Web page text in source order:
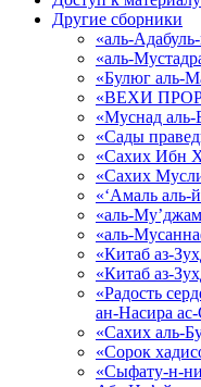
Другие сборники
«аль-
«аль-
«Булюг аль-
«ВЕХИ
«Муснад аль-
«Сады
«Сахих Ибн
«Сахих
«‘Амаль аль-
«аль-
«аль-
«Китаб аз-
«Китаб аз-
«Радость
ан-Насира ас-
«Сахих аль-
«Сорок
«Сыфату-н-